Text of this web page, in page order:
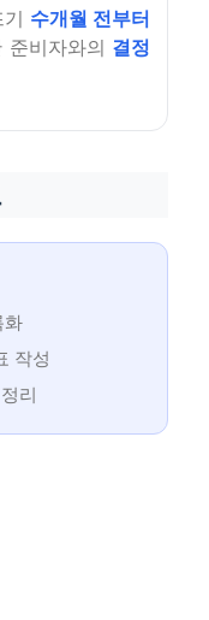
수개월 전부터
준비자와의 결정
화
작성
리